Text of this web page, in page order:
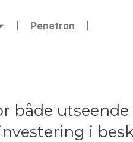
Penetron
både
i